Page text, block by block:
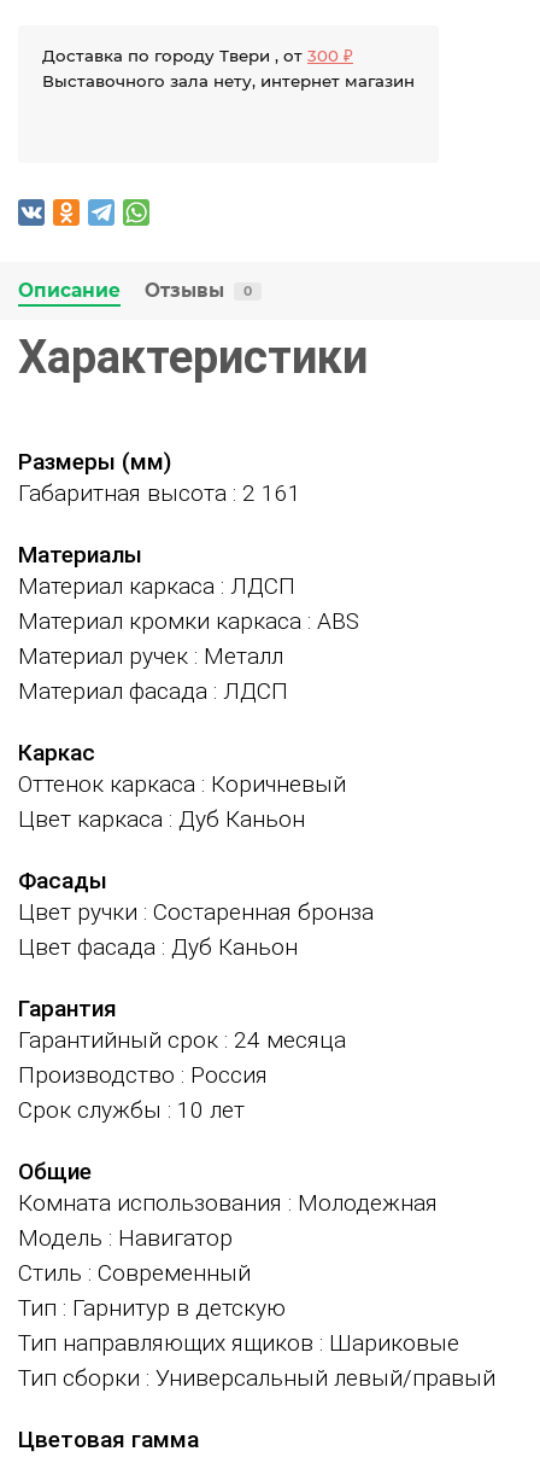
Доставка по городу Твери , от 300 ₽
Выставочного зала нету, интернет магазин
Описание Отзывы 0
Характеристики
Размеры (мм)
Габаритная высота : 2 161
Материалы
Материал каркаса : ЛДСП
Материал кромки каркаса : ABS
Материал ручек : Металл
Материал фасада : ЛДСП
Каркас
Оттенок каркаса : Коричневый
Цвет каркаса : Дуб Каньон
Фасады
Цвет ручки : Состаренная бронза
Цвет фасада : Дуб Каньон
Гарантия
Гарантийный срок : 24 месяца
Производство : Россия
Срок службы : 10 лет
Общие
Комната использования : Молодежная
Модель : Навигатор
Стиль : Современный
Тип : Гарнитур в детскую
Тип направляющих ящиков : Шариковые
Тип сборки : Универсальный левый/правый
Цветовая гамма